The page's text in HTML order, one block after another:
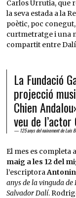
Carlos Urrutia, que
la seva estada a la
poètic, poc
curtmetratge i una
compartit entre
La Fundació
projecció
Chien
veu de
125 anys del naixement de Luis
El mes es completa
maig a les 12 del
l’escriptora
anys de la vinguda de
Salvador Dalí.